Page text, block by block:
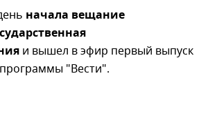
начала вещание
и вышел в эфир первый выпуск
"Вести".